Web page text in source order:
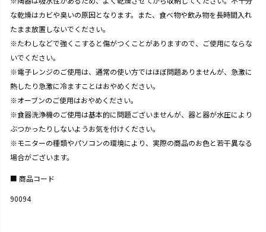
な乾燥はカビや臭いの原因となります。また、食べ物や飲み物を長時間入れ
たまま放置しないでください。
※たわしなどで強くこすると傷がつくことがありますので、ご使用にならな
いでください。
※電子レンジのご使用は、通常の使い方ではほぼ問題ありませんが、急激に
熱したり急激に冷ますことはおやめください。
※オーブンのご使用はおやめください。
※食器洗浄機のご使用は基本的に問題ございませんが、器と器が水圧により
ぶつかったりしないようお気を付けください。
※モニターの種類やパソコンの環境により、実際の商品のお色と若干異なる
場合がございます。
商品コード
90094